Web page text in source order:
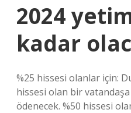
2024
kadar
%25 hissesi olanlar için:
hissesi olan bir
ödenecek. %50 hissesi